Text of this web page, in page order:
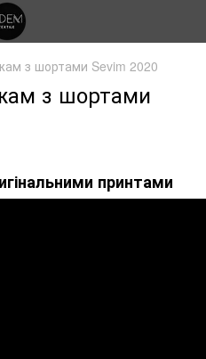
з шортами Sevim 2020
з шортами
принтами